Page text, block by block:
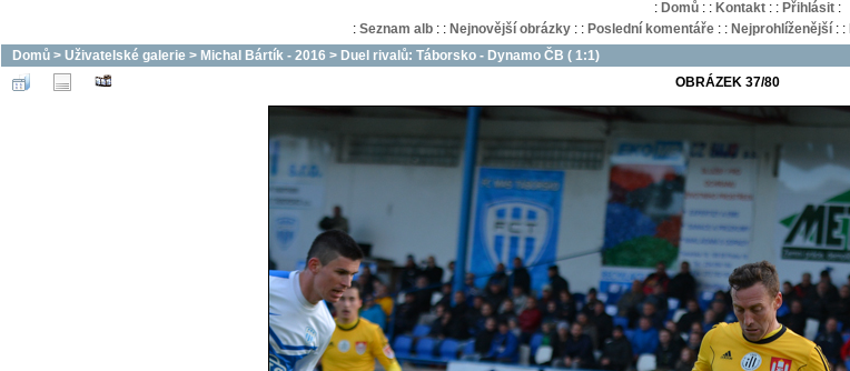
: Domů : : Kontakt : : Přihlásit :
: Seznam alb: : Nejnovější obrázky: : Poslední komentáře: : Nejprohlíženější: :
Domů > Uživatelské galerie > Michal Bártík - 2016 > Duel rivalů: Táborsko - Dynamo ČB ( 1:1)
OBRÁZEK 37/80